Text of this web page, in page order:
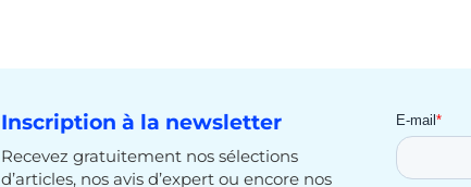
Inscription à la newsletter
Recevez gratuitement nos sélections
d’articles, nos avis d’expert ou encore nos